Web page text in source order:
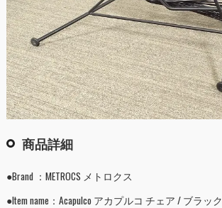
商品詳細
●Brand ：METROCS メトロクス
●Item name：Acapulco アカプルコ チェア / ブラック